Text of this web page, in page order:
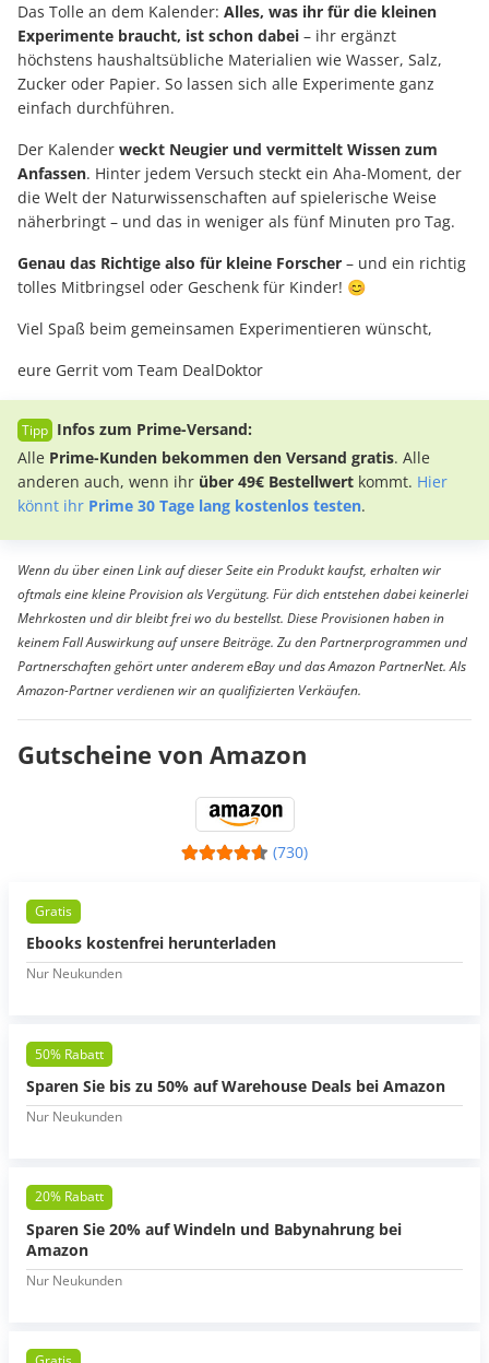
Das Tolle an dem Kalender: Alles, was ihr für die kleinen
Experimente braucht, ist schon dabei – ihr ergänzt
höchstens haushaltsübliche Materialien wie Wasser, Salz,
Zucker oder Papier. So lassen sich alle Experimente ganz
einfach durchführen.
Der Kalender weckt Neugier und vermittelt Wissen zum
Anfassen. Hinter jedem Versuch steckt ein Aha-Moment, der
die Welt der Naturwissenschaften auf spielerische Weise
näherbringt – und das in weniger als fünf Minuten pro Tag.
Genau das Richtige also für kleine Forscher – und ein richtig
tolles Mitbringsel oder Geschenk für Kinder! 😊
Viel Spaß beim gemeinsamen Experimentieren wünscht,
eure Gerrit vom Team DealDoktor
Infos zum Prime-Versand:
Alle Prime-Kunden bekommen den Versand gratis. Alle
anderen auch, wenn ihr über 49€ Bestellwert kommt. Hier
könnt ihr Prime 30 Tage lang kostenlos testen.
Wenn du über einen Link auf dieser Seite ein Produkt kaufst, erhalten wir
oftmals eine kleine Provision als Vergütung. Für dich entstehen dabei keinerlei
Mehrkosten und dir bleibt frei wo du bestellst. Diese Provisionen haben in
keinem Fall Auswirkung auf unsere Beiträge. Zu den Partnerprogrammen und
Partnerschaften gehört unter anderem eBay und das Amazon PartnerNet. Als
Amazon-Partner verdienen wir an qualifizierten Verkäufen.
Gutscheine von Amazon
(730)
Gratis
Ebooks kostenfrei herunterladen
Nur Neukunden
50% Rabatt
Sparen Sie bis zu 50% auf Warehouse Deals bei Amazon
Nur Neukunden
20% Rabatt
Sparen Sie 20% auf Windeln und Babynahrung bei
Amazon
Nur Neukunden